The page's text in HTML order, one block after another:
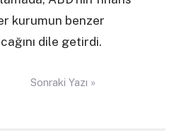
kurumun benzer
dile getirdi.
Sonraki Yazı »